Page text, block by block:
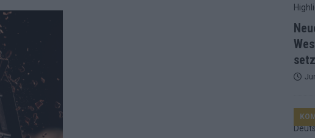
Finnland Favorit, Australien überrascht – alle Acts und unsere Prognose
Televoting, Jurys – die Geschichte der ESC-Wertung als Spiegel des
20 Qualifikanten, vier Big-Four-Länder, ein Gastgeber – alle Acts im